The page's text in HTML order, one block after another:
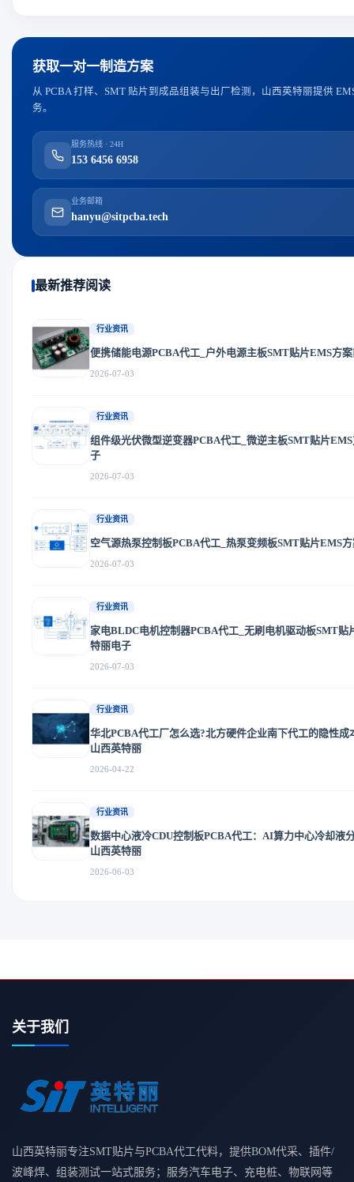
获取一对一制造方案
从 PCBA 打样、SMT 贴片到成品组装与出厂检测，山西英特丽提供
务。
服务热线 · 24H
153 6456 6958
业务邮箱
hanyu@sitpcba.tech
最新推荐阅读
行业资讯
便携储能电源PCBA代工_户外电源主板SMT贴片EMS方
2026-07-03
行业资讯
组件级光伏微型逆变器PCBA代工_微逆主板SMT贴片
子
2026-07-03
行业资讯
空气源热泵控制板PCBA代工_热泵变频板SMT贴片EMS
2026-07-03
行业资讯
家电BLDC电机控制器PCBA代工_无刷电机驱动板SMT贴
特丽电子
2026-07-03
行业资讯
华北PCBA代工厂怎么选?北方硬件企业南下代工的隐性成
山西英特丽
2026-04-22
行业资讯
数据中心液冷CDU控制板PCBA代工：AI算力中心冷却液
山西英特丽
2026-06-03
关于我们
山西英特丽专注SMT贴片与PCBA代工代料，提供BOM代采、插件/
波峰焊、组装测试一站式服务；服务汽车电子、充电桩、物联网等